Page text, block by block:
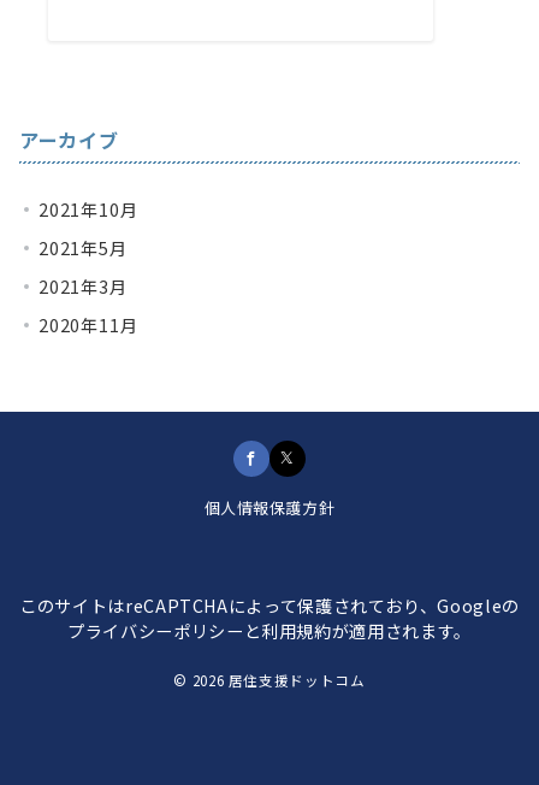
アーカイブ
2021年10月
2021年5月
2021年3月
2020年11月
個人情報保護方針
このサイトはreCAPTCHAによって保護されており、Googleの
プライバシーポリシー と利用規約が適用されます。
© 2026 居住支援ドットコム